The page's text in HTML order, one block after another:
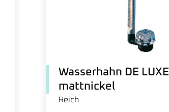
Wasserhahn DE LUXE
mattnickel
Reich